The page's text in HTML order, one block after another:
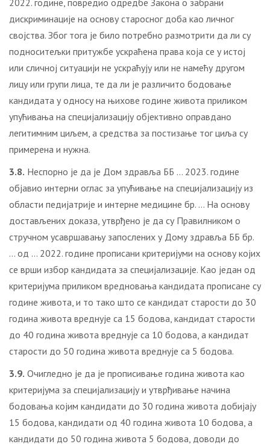
2022. године, повредио одредбе Закона о забрани
дискриминације на основу старосног доба као личног
својства. Због тога је било потребно размотрити да ли су
подноситељки притужбе ускраћена права која се у истој
или сличној ситуацији не ускраћују или не намећу другом
лицу или групи лица, те да ли је различито бодовање
кандидата у односу на њихове године живота приликом
упућивања на специјализацију објективно оправдано
легитимним циљем, а средства за постизање тог циља су
примерена и нужна.
3.8. Неспорно је да је Дом здравља ББ … 2023. године
објавио интерни оглас за упућивање на специјализацију из
области педијатрије и интерне медицине бр. … На основу
достављених доказа, утврђено је да су Правилником о
стручном усавршавању запослених у Дому здравља ББ бр.
… од … 2022. године прописани критеријуми на основу којих
се врши избор кандидата за специјализације. Као један од
критеријума приликом вредновања кандидата прописане су
године живота, и то тако што се кандидат старости до 30
година живота вреднује са 15 бодова, кандидат старости
до 40 година живота вреднује са 10 бодова, а кандидат
старости до 50 година живота вреднује са 5 бодова.
3.9. Очигледно је да је прописивање година живота као
критеријума за специјализацију и утврђивање начина
бодовања којим кандидати до 30 година живота добијају
15 бодова, кандидати од 40 година живота 10 бодова, а
кандидати до 50 година живота 5 бодова, доводи до